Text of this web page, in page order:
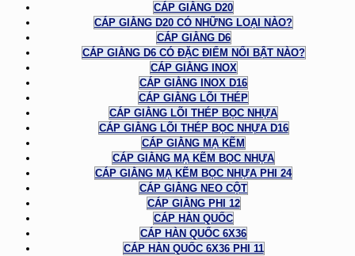
CÁP GIẰNG D20
CÁP GIẰNG D20 CÓ NHỮNG LOẠI NÀO?
CÁP GIẰNG D6
CÁP GIẰNG D6 CÓ ĐẶC ĐIỂM NỔI BẬT NÀO?
CÁP GIẰNG INOX
CÁP GIẰNG INOX D16
CÁP GIẰNG LÕI THÉP
CÁP GIẰNG LÕI THÉP BỌC NHỰA
CÁP GIẰNG LÕI THÉP BỌC NHỰA D16
CÁP GIẰNG MẠ KẼM
CÁP GIẰNG MẠ KẼM BỌC NHỰA
CÁP GIẰNG MẠ KẼM BỌC NHỰA PHI 24
CÁP GIẰNG NEO CỘT
CÁP GIẰNG PHI 12
CÁP HÀN QUỐC
CÁP HÀN QUỐC 6X36
CÁP HÀN QUỐC 6X36 PHI 11